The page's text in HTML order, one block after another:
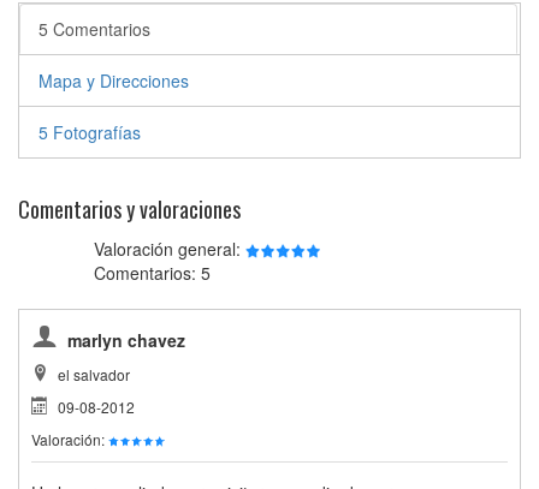
5 Comentarios
Mapa y Direcciones
5 Fotografías
Comentarios y valoraciones
Valoración general:
Comentarios: 5
marlyn chavez
el salvador
09-08-2012
Valoración: